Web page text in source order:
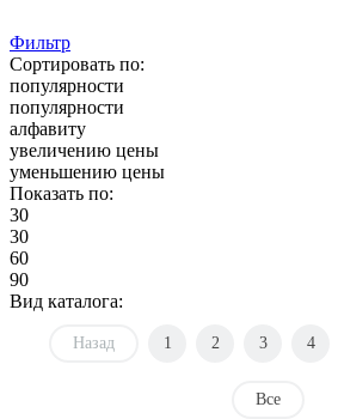
Фильтр
Сортировать по:
популярности
популярности
алфавиту
увеличению цены
уменьшению цены
Показать по:
30
30
60
90
Вид каталога:
Назад 1 2 3 4
Все